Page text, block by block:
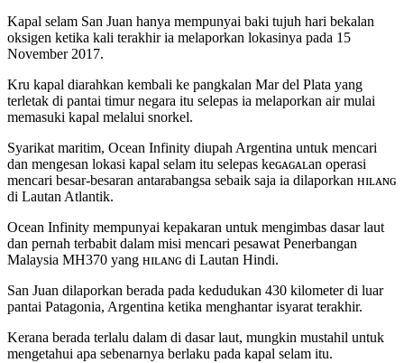
Kapal selam San Juan hanya mempunyai baki tujuh hari bekalan
oksigen ketika kali terakhir ia melaporkan lokasinya pada 15
November 2017.
Kru kapal diarahkan kembali ke pangkalan Mar del Plata yang
terletak di pantai timur negara itu selepas ia melaporkan air mulai
memasuki kapal melalui snorkel.
Syarikat maritim, Ocean Infinity diupah Argentina untuk mencari
dan mengesan lokasi kapal selam itu selepas keɢᴀɢᴀʟan operasi
mencari besar-besaran antarabangsa sebaik saja ia dilaporkan ʜɪʟᴀɴɢ
di Lautan Atlantik.
Ocean Infinity mempunyai kepakaran untuk mengimbas dasar laut
dan pernah terbabit dalam misi mencari pesawat Penerbangan
Malaysia MH370 yang ʜɪʟᴀɴɢ di Lautan Hindi.
San Juan dilaporkan berada pada kedudukan 430 kilometer di luar
pantai Patagonia, Argentina ketika menghantar isyarat terakhir.
Kerana berada terlalu dalam di dasar laut, mungkin mustahil untuk
mengetahui apa sebenarnya berlaku pada kapal selam itu.